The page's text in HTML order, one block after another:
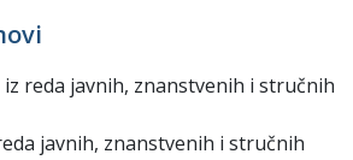
reda javnih, znanstvenih i stručnih
javnih, znanstvenih i stručnih